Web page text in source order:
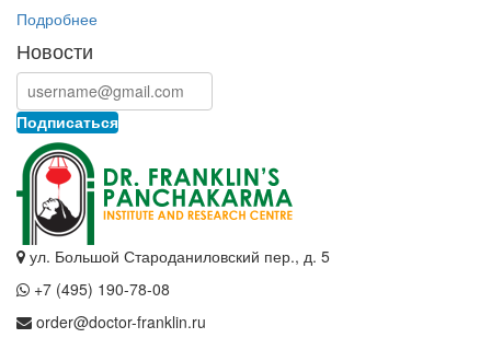
Подробнее
Новости
Подписаться
ул. Большой Староданиловский пер., д. 5
+7 (495) 190-78-08
order@doctor-franklin.ru